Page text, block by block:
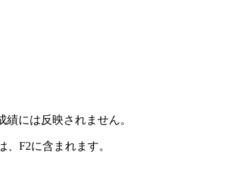
には反映されません。
F2に含まれます。